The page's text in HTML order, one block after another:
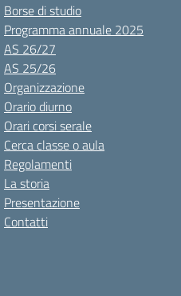
Borse di studio
Programma annuale 2025
AS 26/27
AS 25/26
Organizzazione
Orario diurno
Orari corsi serale
Cerca classe o aula
Regolamenti
La storia
Presentazione
Contatti